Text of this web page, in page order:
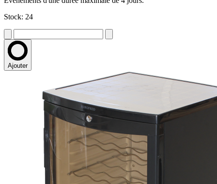
Stock: 24
Ajouter